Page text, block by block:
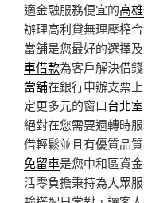
適金融服務便宜的高
辦理高利貸無理壓榨
當舖是您最好的選擇
車借款為客戶解決借
當舖在銀行申辦支票
定更多元的窗口台北
絕對在您需要週轉時
借輕鬆並且有優質品
免留車是您中和區資
活零負擔秉持為大眾